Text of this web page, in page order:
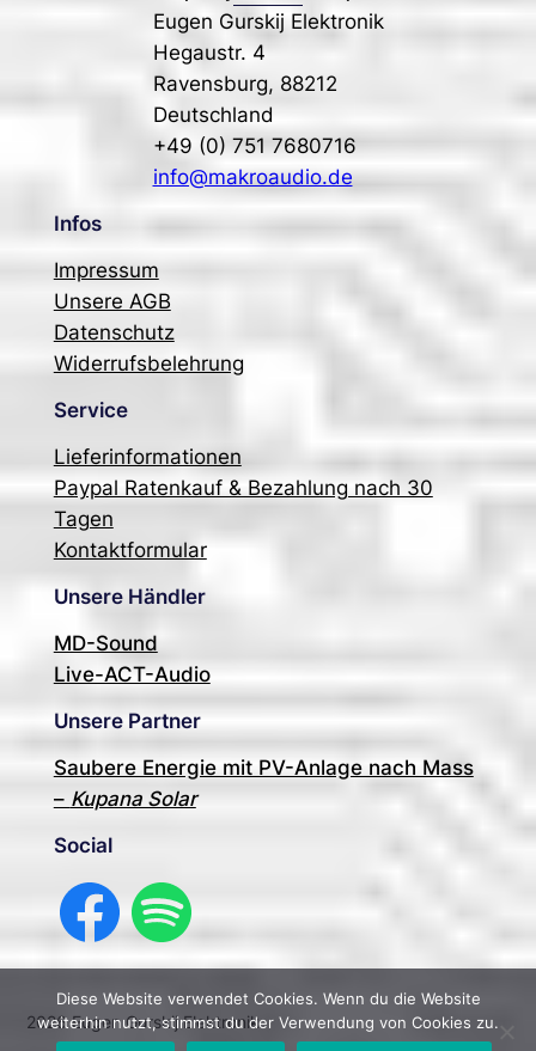
Eugen Gurskij Elektronik
Hegaustr. 4
Ravensburg, 88212
Deutschland
+49 (0) 751 7680716
info@makroaudio.de
Infos
Impressum
Unsere AGB
Datenschutz
Widerrufsbelehrung
Service
Lieferinformationen
Paypal Ratenkauf & Bezahlung nach 30
Tagen
Kontaktformular
Unsere Händler
MD-Sound
Live-ACT-Audio
Unsere Partner
Saubere Energie mit PV-Anlage nach Mass
– Kupana Solar
Social
Facebook Spotify
2026 Eugen Gurskij Elektronik
Diese Website verwendet Cookies. Wenn du die Website
weiterhin nutzt, stimmst du der Verwendung von Cookies zu.